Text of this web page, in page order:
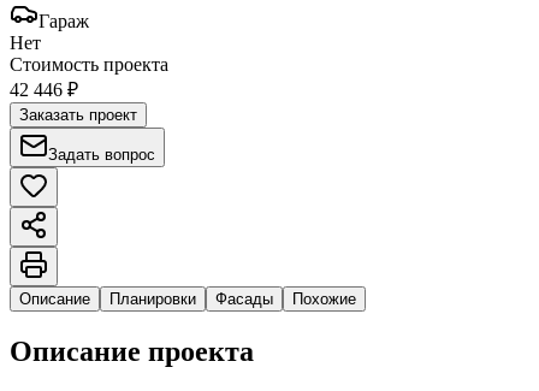
Гараж
Нет
Стоимость проекта
42 446 ₽
Заказать проект
Задать вопрос
Описание Планировки Фасады Похожие
Описание проекта